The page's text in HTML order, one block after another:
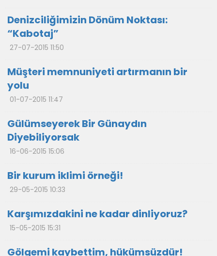
Denizciliğimizin Dönüm Noktası:
“Kabotaj”
27-07-2015 11:50
Müşteri memnuniyeti artırmanın bir
yolu
01-07-2015 11:47
Gülümseyerek Bir Günaydın
Diyebiliyorsak
16-06-2015 15:06
Bir kurum iklimi örneği!
29-05-2015 10:33
Karşımızdakini ne kadar dinliyoruz?
15-05-2015 15:31
Gölgemi kaybettim, hükümsüzdür!